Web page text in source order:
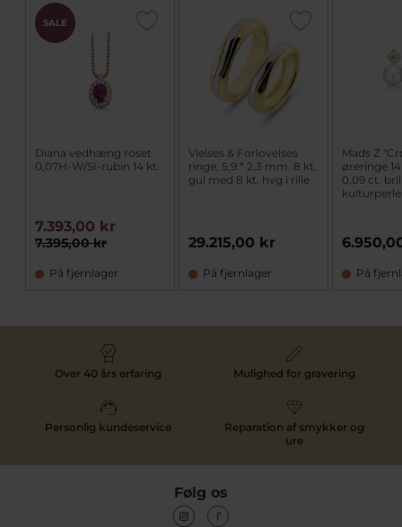
SALE
Diana vedhæng roset
0,07H-W/SI-rubin 14 kt.
7.395,00 kr
7.393,00 kr
På fjernlager
Vielses & Forlovelses
ringe, 5,9 * 2,3 mm. 8 kt.
gul med 8 kt. hvg i rille
29.215,00 kr
På fjernlager
Mads Z
øreringe
0,09 ct.
På
Over 40 års erfaring Mulighed for gravering
Personlig kundeservice
Reparation af smykker og
ure
Følg os